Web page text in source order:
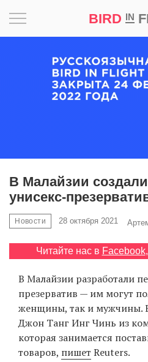
BIRD IN
В Малайзии
унисекс-
Новости 28 октября 2021
Читайте нас в Facebook,
В Малайзии разработали
презерватив — им могут
женщины, так и мужчины.
Джон Танг Инг Чинь из
которая занимается
товаров, пишет Reuters.